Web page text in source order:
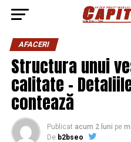
AFACERI
Structura unui
calitate –
contează
Publicat acum 2 luni pe
De b2bseo